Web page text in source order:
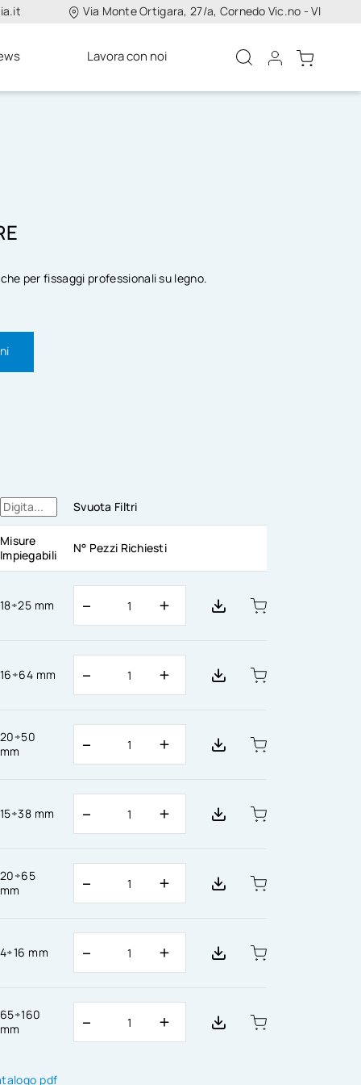
Via Monte Ortigara, 27/a, Cornedo Vic.no - VI
Lavora con noi
per fissaggi professionali su legno.
Svuota Filtri
Misure
Impiegabili
N° Pezzi Richiesti
18÷25 mm
16÷64 mm
20÷50
mm
15÷38 mm
20÷65
mm
4÷16 mm
65÷160
mm
pdf